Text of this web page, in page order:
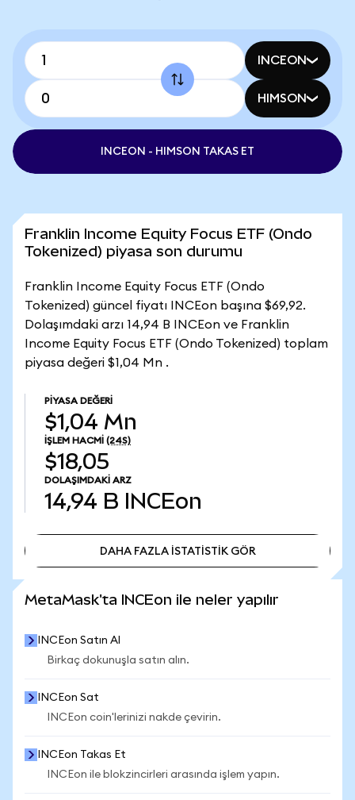
INCEON
HIMSON
INCEON - HIMSON TAKAS ET
Franklin Income Equity Focus ETF (Ondo
Tokenized) piyasa son durumu
Franklin Income Equity Focus ETF (Ondo
Tokenized) güncel fiyatı INCEon başına $69,92.
Dolaşımdaki arzı 14,94 B INCEon ve Franklin
Income Equity Focus ETF (Ondo Tokenized) toplam
piyasa değeri $1,04 Mn .
PIYASA DEĞERI
$1,04 Mn
İŞLEM HACMI (24S)
$18,05
DOLAŞIMDAKI ARZ
14,94 B INCEon
DAHA FAZLA İSTATİSTİK GÖR
MetaMask'ta INCEon ile neler yapılır
INCEon Satın Al
Birkaç dokunuşla satın alın.
INCEon Sat
INCEon coin'lerinizi nakde çevirin.
INCEon Takas Et
INCEon ile blokzincirleri arasında işlem yapın.